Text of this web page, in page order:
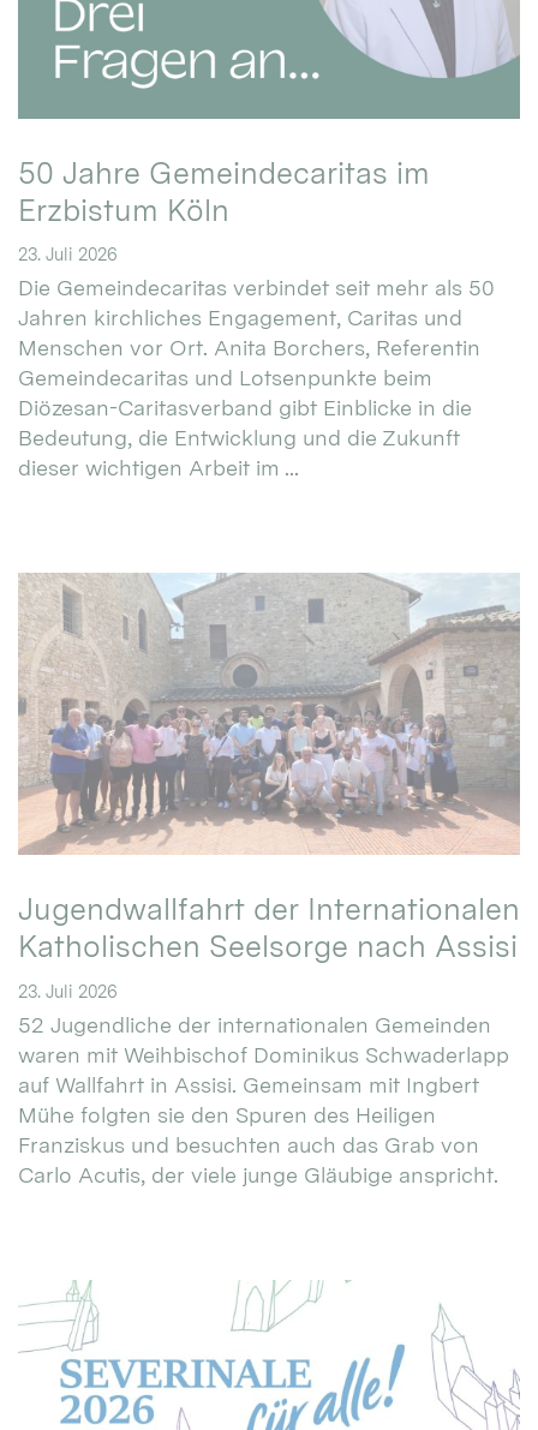
50 Jahre Gemeindecaritas im
Erzbistum Köln
23. Juli 2026
Die Gemeindecaritas verbindet seit mehr als 50
Jahren kirchliches Engagement, Caritas und
Menschen vor Ort. Anita Borchers, Referentin
Gemeindecaritas und Lotsenpunkte beim
Diözesan-Caritasverband gibt Einblicke in die
Bedeutung, die Entwicklung und die Zukunft
dieser wichtigen Arbeit im ...
Jugendwallfahrt der Internationalen
Katholischen Seelsorge nach Assisi
23. Juli 2026
52 Jugendliche der internationalen Gemeinden
waren mit Weihbischof Dominikus Schwaderlapp
auf Wallfahrt in Assisi. Gemeinsam mit Ingbert
Mühe folgten sie den Spuren des Heiligen
Franziskus und besuchten auch das Grab von
Carlo Acutis, der viele junge Gläubige anspricht.